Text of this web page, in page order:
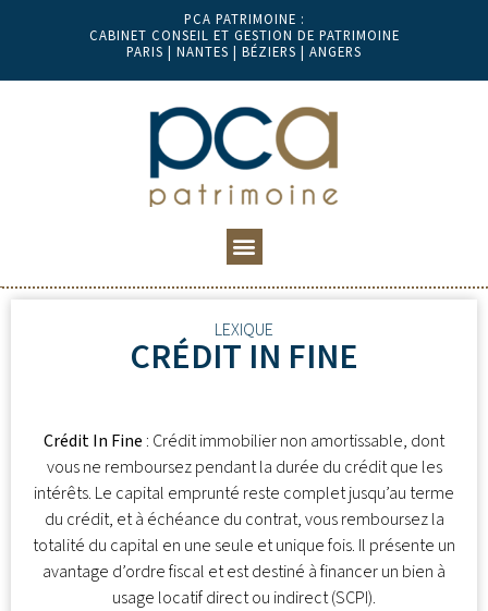
PCA PATRIMOINE :
CABINET CONSEIL ET GESTION DE PATRIMOINE
PARIS | NANTES | BÉZIERS | ANGERS
LEXIQUE
CRÉDIT IN FINE
Crédit In Fine : Crédit immobilier non amortissable, dont
vous ne remboursez pendant la durée du crédit que les
intérêts. Le capital emprunté reste complet jusqu’au terme
du crédit, et à échéance du contrat, vous remboursez la
totalité du capital en une seule et unique fois. Il présente un
avantage d’ordre fiscal et est destiné à financer un bien à
usage locatif direct ou indirect (SCPI).